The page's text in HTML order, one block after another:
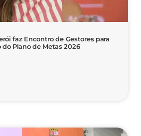
faz Encontro de Gestores para
Plano de Metas 2026